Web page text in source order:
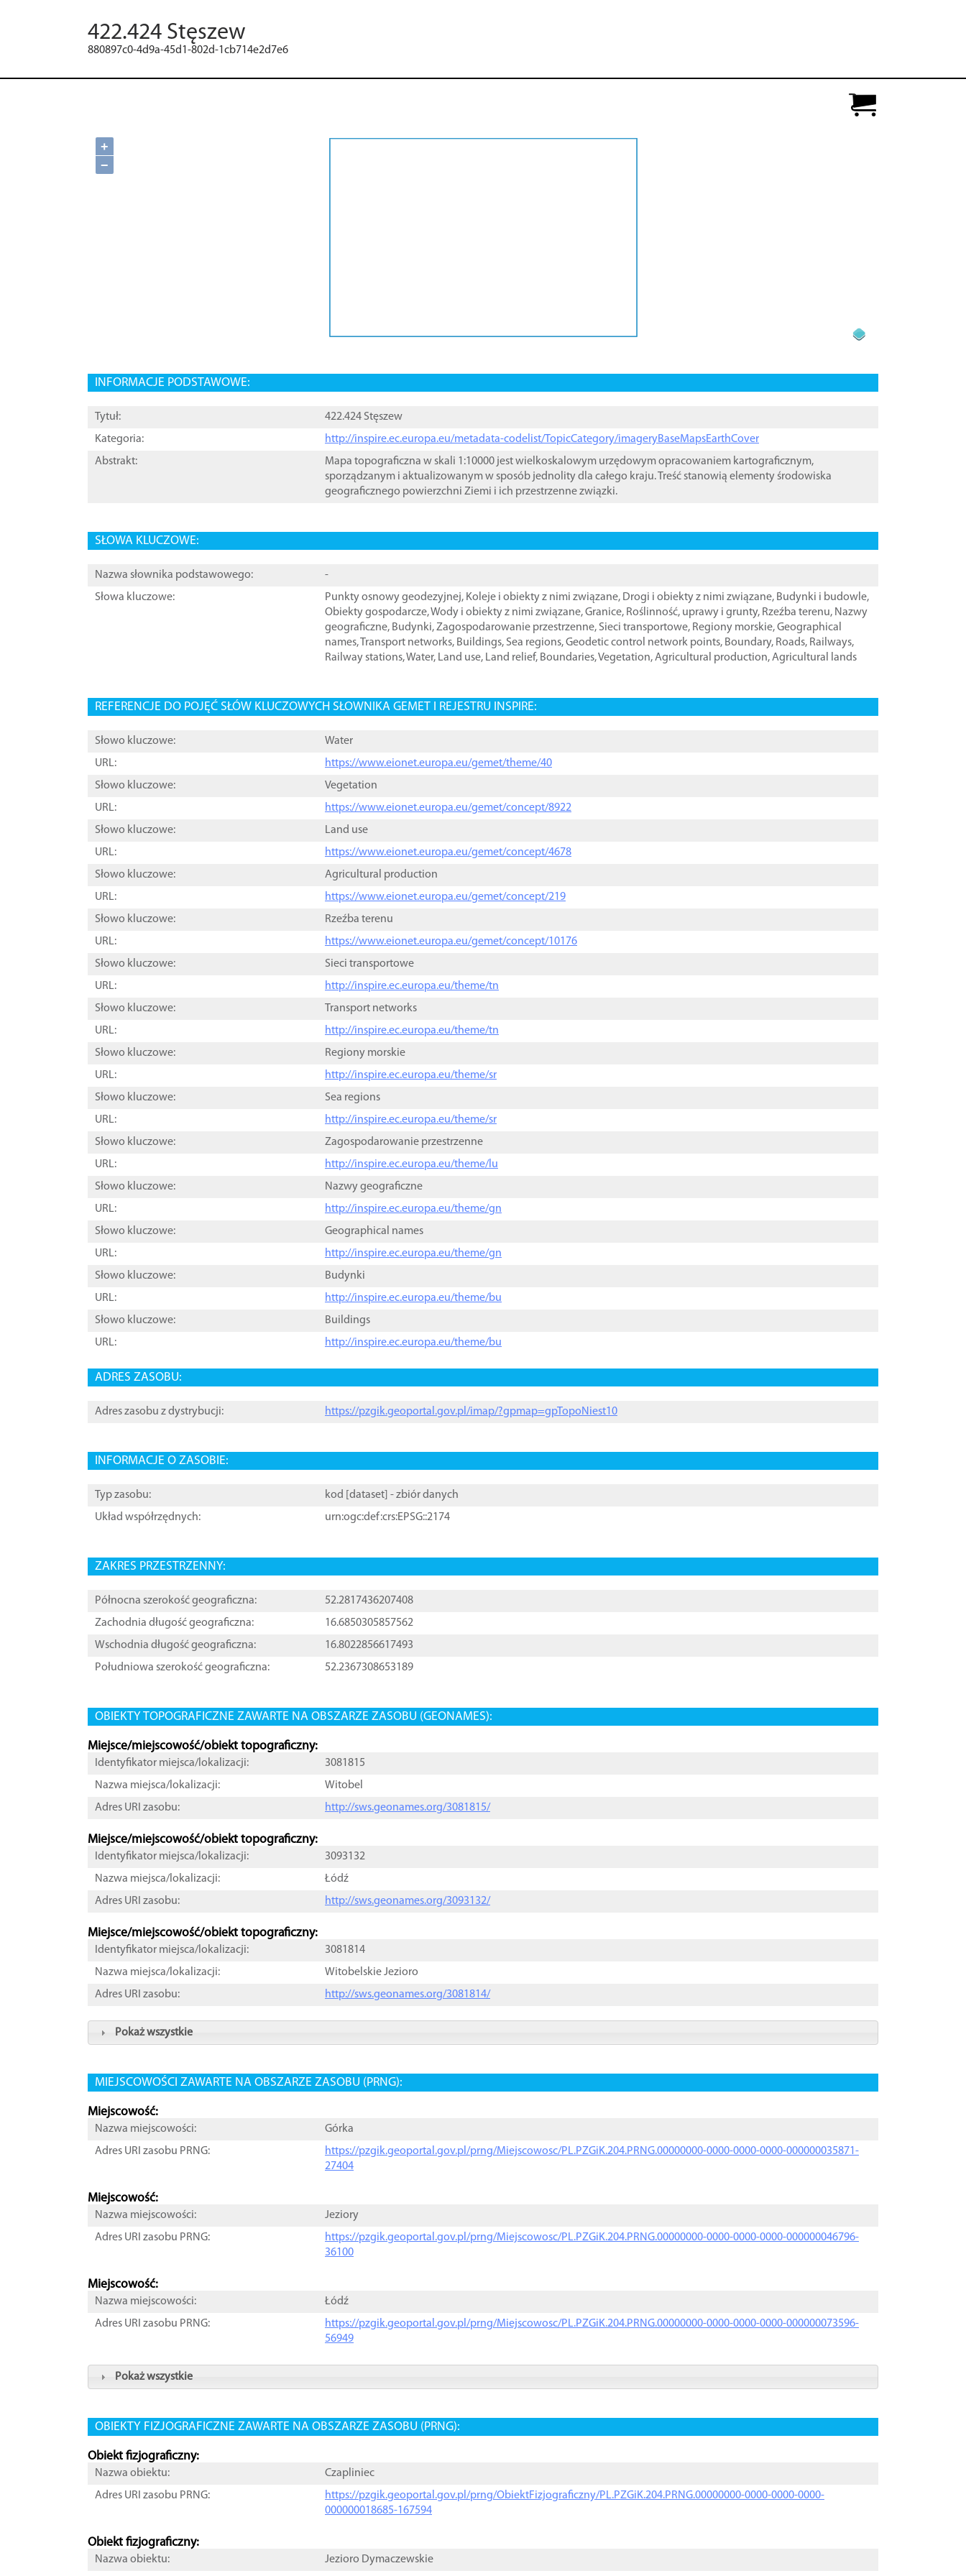
422.424 Stęszew
880897c0-4d9a-45d1-802d-1cb714e2d7e6
+
−
INFORMACJE PODSTAWOWE:
Tytuł:
422.424 Stęszew
Kategoria:
http://inspire.ec.europa.eu/metadata-codelist/TopicCategory/imageryBaseMapsEarthCover
Abstrakt:
Mapa topograficzna w skali 1:10000 jest wielkoskalowym urzędowym opracowaniem kartograficznym,
sporządzanym i aktualizowanym w sposób jednolity dla całego kraju. Treść stanowią elementy środowiska
geograficznego powierzchni Ziemi i ich przestrzenne związki.
SŁOWA KLUCZOWE:
Nazwa słownika podstawowego:
-
Słowa kluczowe:
Punkty osnowy geodezyjnej, Koleje i obiekty z nimi związane, Drogi i obiekty z nimi związane, Budynki i budowle,
Obiekty gospodarcze,Wody i obiekty z nimi związane,Granice, Roślinność, uprawy i grunty, Rzeźba terenu, Nazwy
geograficzne, Budynki,Zagospodarowanie przestrzenne, Sieci transportowe, Regiony morskie,Geographical
names,Transport networks, Buildings, Sea regions,Geodetic control network points, Boundary, Roads, Railways,
Railway stations,Water, Land use, Land relief, Boundaries,Vegetation,Agricultural production,Agricultural lands
REFERENCJE DO POJĘĆ SŁÓW KLUCZOWYCH SŁOWNIKA GEMET I REJESTRU INSPIRE:
Słowo kluczowe:
Water
URL:
https://www.eionet.europa.eu/gemet/theme/40
Słowo kluczowe:
Vegetation
URL:
https://www.eionet.europa.eu/gemet/concept/8922
Słowo kluczowe:
Land use
URL:
https://www.eionet.europa.eu/gemet/concept/4678
Słowo kluczowe:
Agricultural production
URL:
https://www.eionet.europa.eu/gemet/concept/219
Słowo kluczowe:
Rzeźba terenu
URL:
https://www.eionet.europa.eu/gemet/concept/10176
Słowo kluczowe:
Sieci transportowe
URL:
http://inspire.ec.europa.eu/theme/tn
Słowo kluczowe:
Transport networks
URL:
http://inspire.ec.europa.eu/theme/tn
Słowo kluczowe:
Regiony morskie
URL:
http://inspire.ec.europa.eu/theme/sr
Słowo kluczowe:
Sea regions
URL:
http://inspire.ec.europa.eu/theme/sr
Słowo kluczowe:
Zagospodarowanie przestrzenne
URL:
http://inspire.ec.europa.eu/theme/lu
Słowo kluczowe:
Nazwy geograficzne
URL:
http://inspire.ec.europa.eu/theme/gn
Słowo kluczowe:
Geographical names
URL:
http://inspire.ec.europa.eu/theme/gn
Słowo kluczowe:
Budynki
URL:
http://inspire.ec.europa.eu/theme/bu
Słowo kluczowe:
Buildings
URL:
http://inspire.ec.europa.eu/theme/bu
ADRES ZASOBU:
Adres zasobu z dystrybucji: https://pzgik.geoportal.gov.pl/imap/?gpmap=gpTopoNiest10
INFORMACJE O ZASOBIE:
Typ zasobu: kod [ dataset ] - zbiór danych
Układ współrzędnych:
urn:ogc:def:crs:EPSG::2174
ZAKRES PRZESTRZENNY:
Północna szerokość geograficzna:
52.2817436207408
Zachodnia długość geograficzna:
16.6850305857562
Wschodnia długość geograficzna:
16.8022856617493
Południowa szerokość geograficzna:
52.2367308653189
OBIEKTY TOPOGRAFICZNE ZAWARTE NA OBSZARZE ZASOBU (GEONAMES):
Miejsce/miejscowość/obiekt topograficzny:
Identyfikator miejsca/lokalizacji:
3081815
Nazwa miejsca/lokalizacji:
Witobel
Adres URI zasobu:
http://sws.geonames.org/3081815/
Miejsce/miejscowość/obiekt topograficzny:
Identyfikator miejsca/lokalizacji:
3093132
Nazwa miejsca/lokalizacji:
Łódź
Adres URI zasobu:
http://sws.geonames.org/3093132/
Miejsce/miejscowość/obiekt topograficzny:
Identyfikator miejsca/lokalizacji:
3081814
Nazwa miejsca/lokalizacji:
Witobelskie Jezioro
Adres URI zasobu:
http://sws.geonames.org/3081814/
Pokaż wszystkie
MIEJSCOWOŚCI ZAWARTE NA OBSZARZE ZASOBU (PRNG):
Miejscowość:
Nazwa miejscowości:
Górka
Adres URI zasobu PRNG:
https://pzgik.geoportal.gov.pl/prng/Miejscowosc/PL.PZGiK.204.PRNG.00000000-0000-0000-0000-000000035871-
27404
Miejscowość:
Nazwa miejscowości:
Jeziory
Adres URI zasobu PRNG:
https://pzgik.geoportal.gov.pl/prng/Miejscowosc/PL.PZGiK.204.PRNG.00000000-0000-0000-0000-000000046796-
36100
Miejscowość:
Nazwa miejscowości:
Łódź
Adres URI zasobu PRNG:
https://pzgik.geoportal.gov.pl/prng/Miejscowosc/PL.PZGiK.204.PRNG.00000000-0000-0000-0000-000000073596-
56949
Pokaż wszystkie
OBIEKTY FIZJOGRAFICZNE ZAWARTE NA OBSZARZE ZASOBU (PRNG):
Obiekt fizjograficzny:
Nazwa obiektu:
Czapliniec
Adres URI zasobu PRNG:
https://pzgik.geoportal.gov.pl/prng/ObiektFizjograficzny/PL.PZGiK.204.PRNG.00000000-0000-0000-0000-
000000018685-167594
Obiekt fizjograficzny:
Nazwa obiektu: Jezioro Dymaczewskie